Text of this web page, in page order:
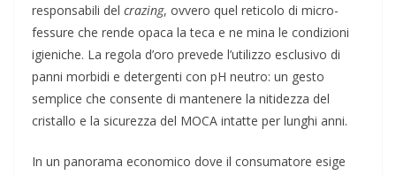
responsabili del crazing, ovvero quel reticolo di micro-
fessure che rende opaca la teca e ne mina le condizioni
igieniche. La regola d’oro prevede l’utilizzo esclusivo di
panni morbidi e detergenti con pH neutro: un gesto
semplice che consente di mantenere la nitidezza del
cristallo e la sicurezza del MOCA intatte per lunghi anni.
In un panorama economico dove il consumatore esige